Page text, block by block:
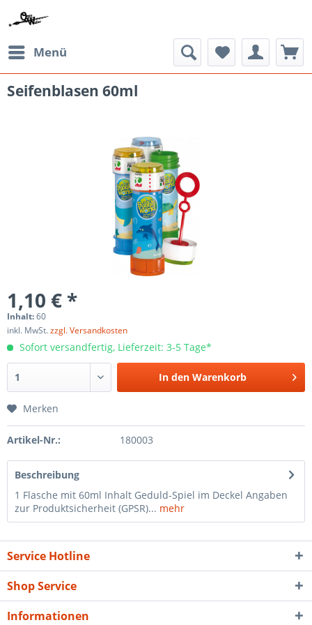
Menü
Seifenblasen 60ml
1,10 € *
Inhalt:60
inkl. MwSt.zzgl. Versandkosten
Sofort versandfertig, Lieferzeit: 3-5 Tage*
In den Warenkorb
Merken
Artikel-Nr.: 180003
Beschreibung
1 Flasche mit 60ml Inhalt Geduld-Spiel im Deckel Angaben
zur Produktsicherheit (GPSR)... mehr
Service Hotline
Shop Service
Informationen